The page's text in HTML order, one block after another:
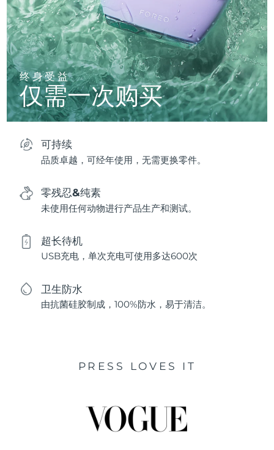
终身受益
仅需一次购买
可持续
品质卓越，可经年使用，无需更换零件。
零残忍&纯素
未使用任何动物进行产品生产和测试。
超长待机
USB充电，单次充电可使用多达600次
卫生防水
由抗菌硅胶制成，100%防水，易于清洁。
PRESS LOVES IT